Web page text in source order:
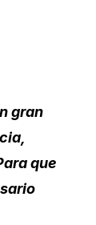
gran
que